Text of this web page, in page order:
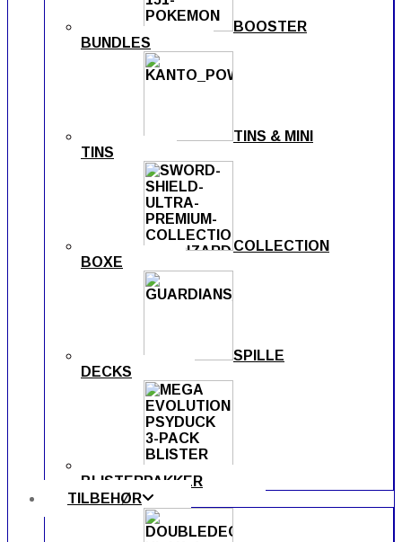
BOOSTER
BUNDLES
TINS & MINI
TINS
COLLECTION
BOXE
SPILLE
DECKS
BLISTERPAKKER
TILBEHØR